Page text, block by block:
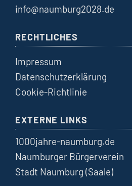
info@naumburg2028.de
RECHTLICHES
Impressum
Datenschutzerklärung
Cookie-Richtlinie
EXTERNE LINKS
1000jahre-naumburg.de
Naumburger Bürgerverein
Stadt Naumburg (Saale)